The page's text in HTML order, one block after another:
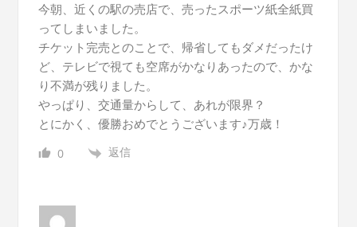
今朝、近くの駅の売店で、売ったスポーツ紙全紙買
ってしまいました。
チケット完売とのことで、帰省してもダメだったけ
ど、テレビで視ても空席がかなりあったので、かな
り不満が残りました。
やっぱり、交通量からして、あれが限界？
とにかく、優勝おめでとうございます♪万歳！
0 返信